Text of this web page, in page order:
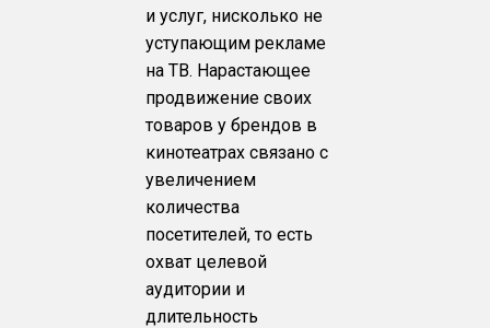
и услуг, нисколько не
уступающим рекламе
на ТВ. Нарастающее
продвижение своих
товаров у брендов в
кинотеатрах связано с
увеличением
количества
посетителей, то есть
охват целевой
аудитории и
длительность